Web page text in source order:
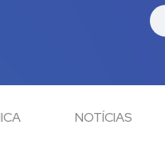
NOTÍCIAS